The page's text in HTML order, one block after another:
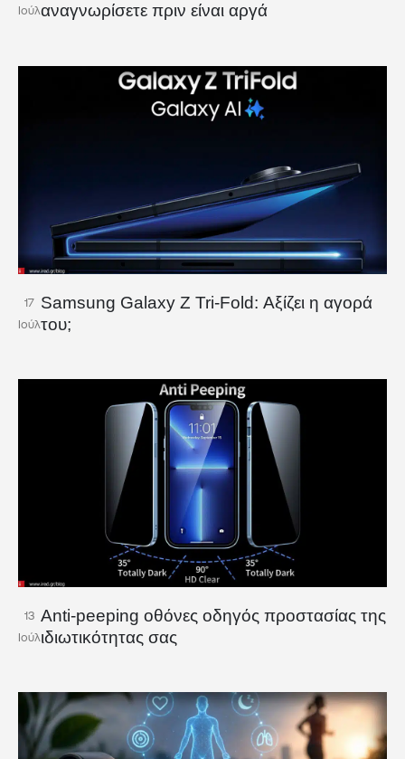
Ιούλαναγνωρίσετε πριν είναι αργά
17
Ιούλ
Samsung Galaxy Z Tri-Fold: Αξίζει η αγορά
του;
13
Ιούλ
Anti-peeping οθόνες οδηγός προστασίας της
ιδιωτικότητας σας